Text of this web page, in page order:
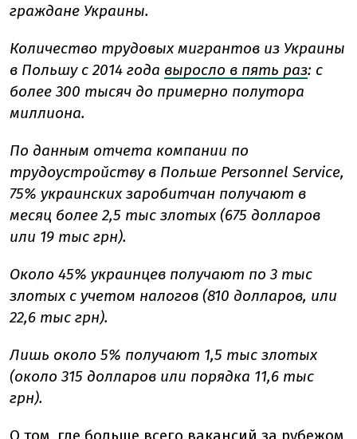
граждане Украины.
Количество трудовых мигрантов из Украины
в Польшу с 2014 года выросло в пять раз: с
более 300 тысяч до примерно полутора
миллиона.
По данным отчета компании по
трудоустройству в Польше Personnel Service,
75% украинских заробитчан получают в
месяц более 2,5 тыс злотых (675 долларов
или 19 тыс грн).
Около 45% украинцев получают по 3 тыс
злотых с учетом налогов (810 долларов, или
22,6 тыс грн).
Лишь около 5% получают 1,5 тыс злотых
(около 315 долларов или порядка 11,6 тыс
грн).